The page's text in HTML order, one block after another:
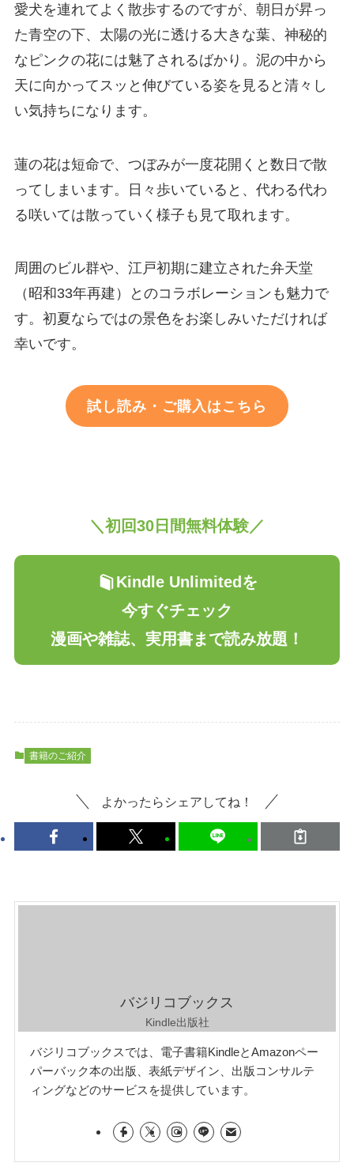
愛犬を連れてよく散歩するのですが、朝日が昇っ
た青空の下、太陽の光に透ける大きな葉、神秘的
なピンクの花には魅了されるばかり。泥の中から
天に向かってスッと伸びている姿を見ると清々し
い気持ちになります。
蓮の花は短命で、つぼみが一度花開くと数日で散
ってしまいます。日々歩いていると、代わる代わ
る咲いては散っていく様子も見て取れます。
周囲のビル群や、江戸初期に建立された弁天堂
（昭和33年再建）とのコラボレーションも魅力で
す。初夏ならではの景色をお楽しみいただければ
幸いです。
試し読み・ご購入はこちら
＼初回30日間無料体験／
Kindle Unlimitedを
今すぐチェック
漫画や雑誌、実用書まで読み放題！
書籍のご紹介
よかったらシェアしてね！
バジリコブックス
Kindle出版社
バジリコブックスでは、電子書籍KindleとAmazonペー
パーバック本の出版、表紙デザイン、出版コンサルテ
ィングなどのサービスを提供しています。